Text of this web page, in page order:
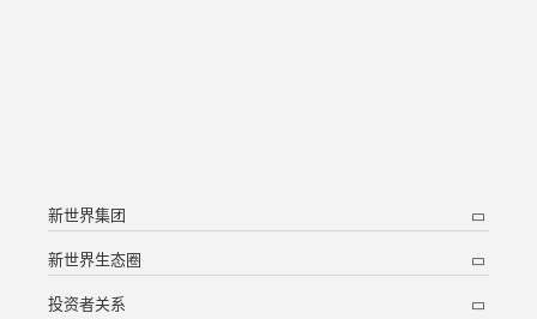
新世界集团
新世界生态圈
投资者关系